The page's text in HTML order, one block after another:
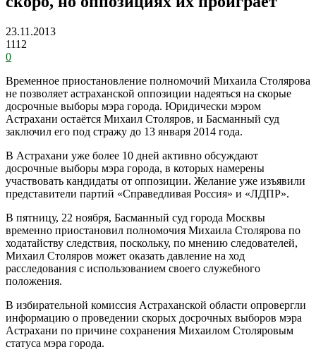
23.11.2013
1112
0
Временное приостановление полномочий Михаила Столярова
не позволяет астраханской оппозиции надеяться на скорые
досрочные выборы мэра города. Юридически мэром
Астрахани остаётся Михаил Столяров, и Басманный суд
заключил его под стражу до 13 января 2014 года.
В Астрахани уже более 10 дней активно обсуждают
досрочные выборы мэра города, в которых намерены
участвовать кандидаты от оппозиции. Желание уже изъявили
представители партий «Справедливая Россия» и «ЛДПР».
В пятницу, 22 ноября, Басманный суд города Москвы
временно приостановил полномочия Михаила Столярова по
ходатайству следствия, поскольку, по мнению следователей,
Михаил Столяров может оказать давление на ход
расследования с использованием своего служебного
положения.
В избирательной комиссия Астраханской области опровергли
информацию о проведении скорых досрочных выборов мэра
Астрахани по причине сохранения Михаилом Столяровым
статуса мэра города.